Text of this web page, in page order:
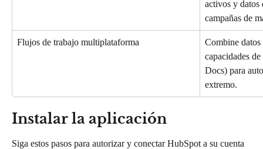
activos y datos
campañas de
Flujos de trabajo multiplataforma
Combine
capacidades
Docs) para
extremo.
Instalar la aplicación
Siga estos pasos para autorizar y conectar HubSpot a su cuenta